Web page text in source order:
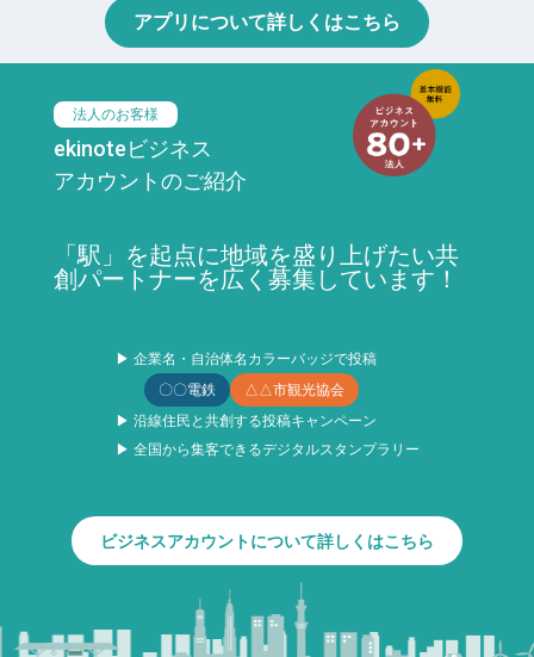
アプリについて詳しくはこちら
法人のお客様
ekinoteビジネス
アカウントのご紹介
「駅」を起点に地域を盛り上げたい共
創パートナーを広く募集しています！
▶ 企業名・自治体名カラーバッジで投稿
〇〇電鉄
△△市観光協会
▶ 沿線住民と共創する投稿キャンペーン
▶ 全国から集客できるデジタルスタンプラリー
ビジネスアカウントについて詳しくはこちら